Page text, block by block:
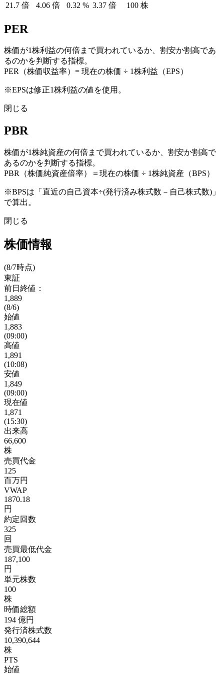
21.7 倍 4.06 倍 0.32 % 3.37 倍 100 株
PER
株価が1株利益の何倍まで買われているか、割安か割高であ
るのかを判断する指標。
PER（株価収益率）= 現在の株価 ÷ 1株利益（EPS）
※EPSは修正1株利益の値を使用。
閉じる
PBR
株価が1株純資産の何倍まで買われているか、割安か割高で
あるのかを判断する指標。
PBR（株価純資産倍率）＝現在の株価 ÷ 1株純資産（BPS）
※BPSは「直近の自己資本÷(発行済み株式数－自己株式数)」
で算出。
閉じる
株価情報
(8/7時点)
東証
前日終値：
1,889
(8/6)
始値
1,883
(09:00)
高値
1,891
(10:08)
安値
1,849
(09:00)
現在値
1,871
(15:30)
出来高
66,600
株
売買代金
125
百万円
VWAP
1870.18
円
約定回数
325
回
売買最低代金
187,100
円
単元株数
100
株
時価総額
194 億円
発行済株式数
10,390,644
株
PTS
始値